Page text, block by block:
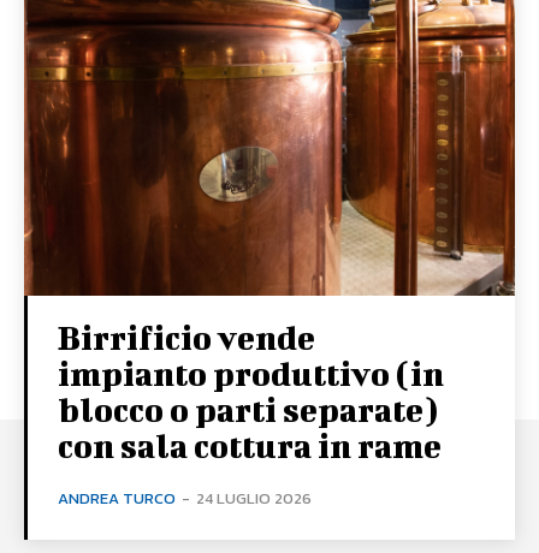
Birrificio vende
impianto produttivo (in
blocco o parti separate)
con sala cottura in rame
ANDREA TURCO - 24 LUGLIO 2026